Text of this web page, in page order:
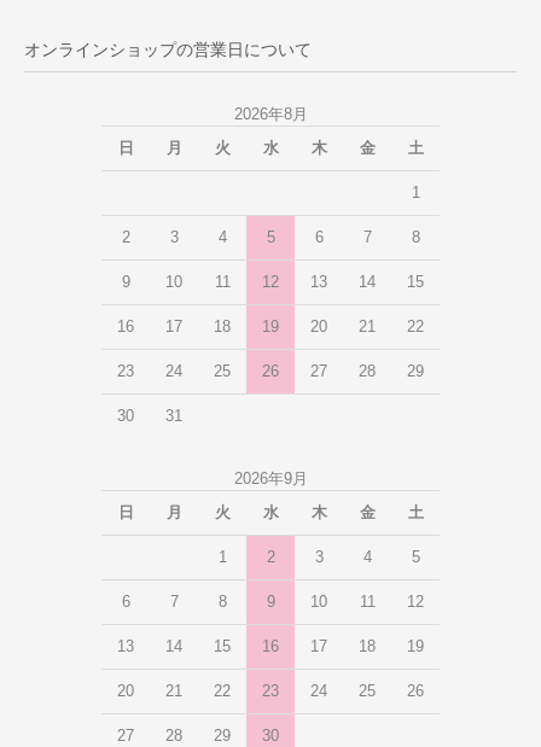
オンラインショップの営業日について
2026年8月
日
月 火 水 木 金 土
1
2 3 4 5 6 7 8
9 10 11 12 13 14 15
16 17 18 19 20 21 22
23 24 25 26 27 28 29
30 31
2026年9月
日
月 火 水 木 金 土
1 2 3 4 5
6 7 8 9 10 11 12
13 14 15 16 17 18 19
20 21 22 23 24 25 26
27 28 29 30